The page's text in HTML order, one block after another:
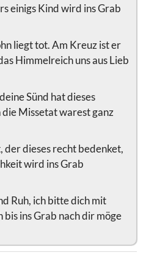
einigs Kind wird ins Grab
liegt tot. Am Kreuz ist er
Himmelreich uns aus Lieb
Sünd hat dieses
Missetat warest ganz
der dieses recht bedenket,
wird ins Grab
Ruh, ich bitte dich mit
bis ins Grab nach dir möge